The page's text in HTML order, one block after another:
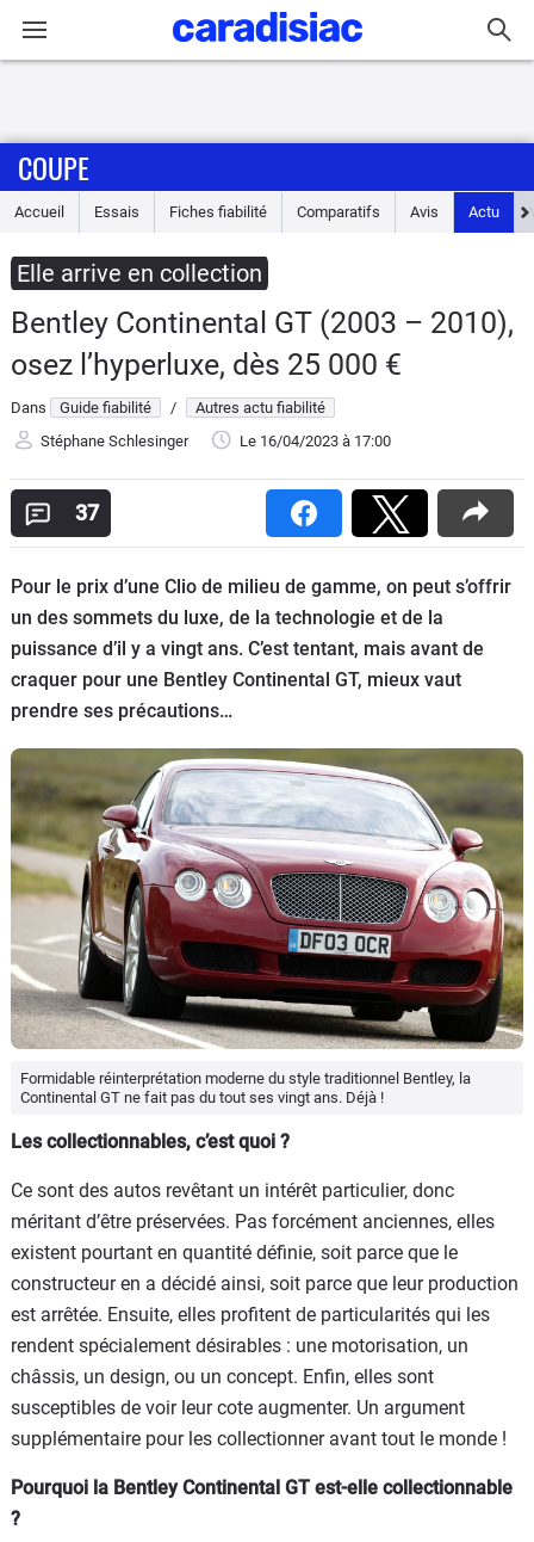
Accueil
Essais
Guide
d'achat
Electriques
Utilitaires
Auto
Services
Forum
Marques
COUPE
Accueil Essais Fiches fiabilité Comparatifs Avis Actu
Elle arrive en collection
Bentley Continental GT (2003 – 2010),
osez l’hyperluxe, dès 25 000 €
Dans Guide fiabilité /
Autres actu fiabilité
Stéphane Schlesinger
Le 16/04/2023 à 17:00
37
Pour le prix d’une Clio de milieu de gamme, on peut s’offrir
un des sommets du luxe, de la technologie et de la
puissance d’il y a vingt ans. C’est tentant, mais avant de
craquer pour une Bentley Continental GT, mieux vaut
prendre ses précautions…
Formidable réinterprétation moderne du style traditionnel Bentley, la
Continental GT ne fait pas du tout ses vingt ans. Déjà !
Les collectionnables, c’est quoi ?
Ce sont des autos revêtant un intérêt particulier, donc
méritant d’être préservées. Pas forcément anciennes, elles
existent pourtant en quantité définie, soit parce que le
constructeur en a décidé ainsi, soit parce que leur production
est arrêtée. Ensuite, elles profitent de particularités qui les
rendent spécialement désirables : une motorisation, un
châssis, un design, ou un concept. Enfin, elles sont
susceptibles de voir leur cote augmenter. Un argument
supplémentaire pour les collectionner avant tout le monde !
Pourquoi la Bentley Continental GT est-elle collectionnable
?